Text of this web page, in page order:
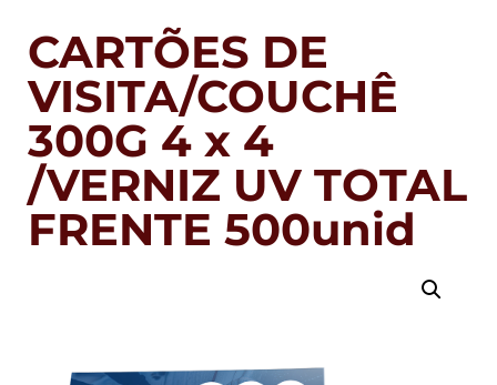
CARTÕES DE
VISITA/COUCHÊ
300G 4 x 4
/VERNIZ UV TOTAL
FRENTE 500unid